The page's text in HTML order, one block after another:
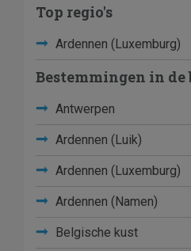
Top regio's
Ardennen (Luxemburg)
Bestemmingen in de
Antwerpen
Ardennen (Luik)
Ardennen (Luxemburg)
Ardennen (Namen)
Belgische kust